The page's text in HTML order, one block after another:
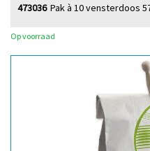
Pak à 10 vensterdoos
473036
Op voorraad